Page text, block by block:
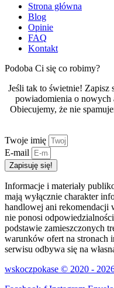
Strona główna
Blog
Opinie
FAQ
Kontakt
Podoba Ci się co robimy?
Jeśli tak to świetnie! Zapisz
powiadomienia o nowych
Obiecujemy, że nie
Twoje imię
E-mail
Zapisuję się!
Informacje i materiały
mają wyłącznie charakter
handlowej ani rekomendacji
nie ponosi
podstawie zamieszczonych
warunków ofert na stronach
serwisu odbywa się na
wskoczpokase © 2020 -